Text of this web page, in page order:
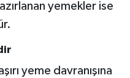
yemekler ise
yeme davranışına